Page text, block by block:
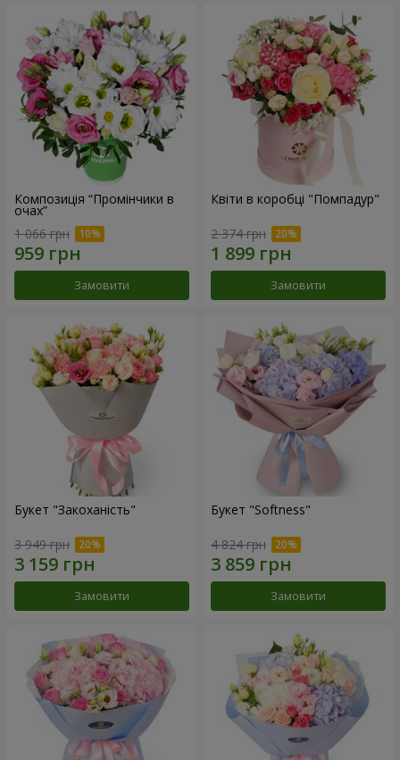
Композиція “Промінчики в
очах”
1 066 грн
Замовити
Квіти в коробці "Помпадур"
2 374 грн
Замовити
Букет "Закоханість"
3 949 грн
Замовити
Букет "Softness"
4 824 грн
Замовити